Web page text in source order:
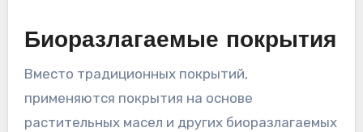
Биоразлагаемые покрытия
Вместо традиционных покрытий,
применяются покрытия на основе
растительных масел и других биоразлагаемых